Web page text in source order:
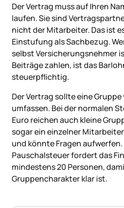
Der Vertrag muss auf Ihren
laufen. Sie sind
nicht der Mitarbeiter. Das ist
Einstufung als Sachbezug.
selbst Versicherungsnehmer
Beiträge zahlen, ist das
steuerpflichtig.
Der Vertrag sollte eine
umfassen. Bei der normalen
Euro reichen auch kleine
sogar ein einzelner
und könnte Fragen aufwerfen.
Pauschalsteuer fordert das
mindestens 20 Personen,
Gruppencharakter klar ist.